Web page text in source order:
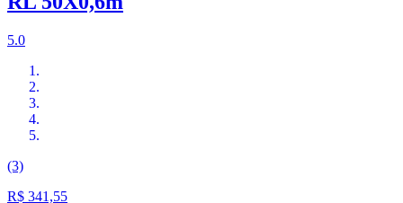
5.0
(3)
R$ 341,55